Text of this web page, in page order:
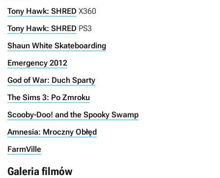
Tony Hawk: SHRED X360
Tony Hawk: SHRED PS3
Shaun White Skateboarding
Emergency 2012
God of War: Duch Sparty
The Sims 3: Po Zmroku
Scooby-Doo! and the Spooky Swamp
Amnesia: Mroczny Obłęd
FarmVille
Galeria filmów